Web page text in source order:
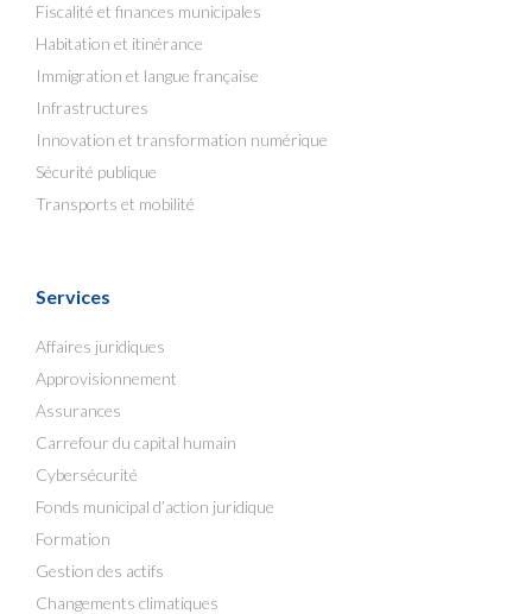
Fiscalité et finances municipales
Habitation et itinérance
Immigration et langue française
Infrastructures
Innovation et transformation numérique
Sécurité publique
Transports et mobilité
Services
Affaires juridiques
Approvisionnement
Assurances
Carrefour du capital humain
Cybersécurité
Fonds municipal d’action juridique
Formation
Gestion des actifs
Changements climatiques